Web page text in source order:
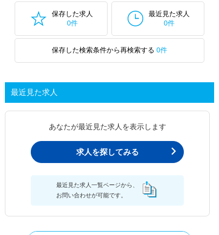
保存した求人
0件
最近見た求人
0件
保存した検索条件から再検索する 0件
最近見た求人
あなたが最近見た求人を表示します
求人を探してみる
最近見た求人一覧ページから、
お問い合わせが可能です。